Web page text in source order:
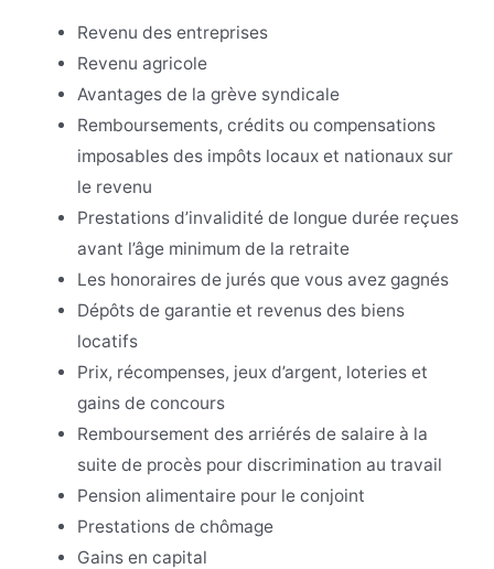
Revenu des entreprises
Revenu agricole
Avantages de la grève syndicale
Remboursements, crédits ou compensations
imposables des impôts locaux et nationaux sur
le revenu
Prestations d’invalidité de longue durée reçues
avant l’âge minimum de la retraite
Les honoraires de jurés que vous avez gagnés
Dépôts de garantie et revenus des biens
locatifs
Prix, récompenses, jeux d’argent, loteries et
gains de concours
Remboursement des arriérés de salaire à la
suite de procès pour discrimination au travail
Pension alimentaire pour le conjoint
Prestations de chômage
Gains en capital